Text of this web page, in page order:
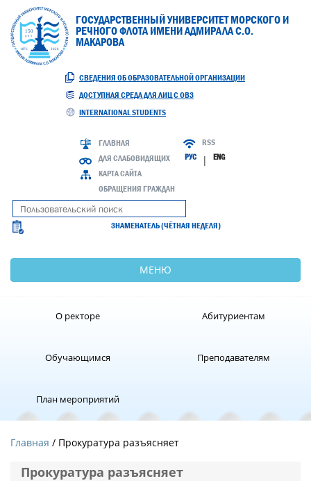
ГОСУДАРСТВЕННЫЙ УНИВЕРСИТЕТ МОРСКОГО И
РЕЧНОГО ФЛОТА ИМЕНИ АДМИРАЛА С.О.
МАКАРОВА
СВЕДЕНИЯ ОБ ОБРАЗОВАТЕЛЬНОЙ ОРГАНИЗАЦИИ
ДОСТУПНАЯ СРЕДА ДЛЯ ЛИЦ С ОВЗ
INTERNATIONAL STUDENTS
ГЛАВНАЯ
ДЛЯ СЛАБОВИДЯЩИХ
КАРТА САЙТА
ОБРАЩЕНИЯ ГРАЖДАН
RSS
РУС | ENG
ЗНАМЕНАТЕЛЬ (ЧЁТНАЯ НЕДЕЛЯ)
МЕНЮ
О ректоре Абитуриентам
Обучающимся Преподавателям
План мероприятий
Главная / Прокуратура разъясняет
Прокуратура разъясняет